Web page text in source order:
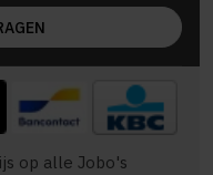
op alle Jobo's